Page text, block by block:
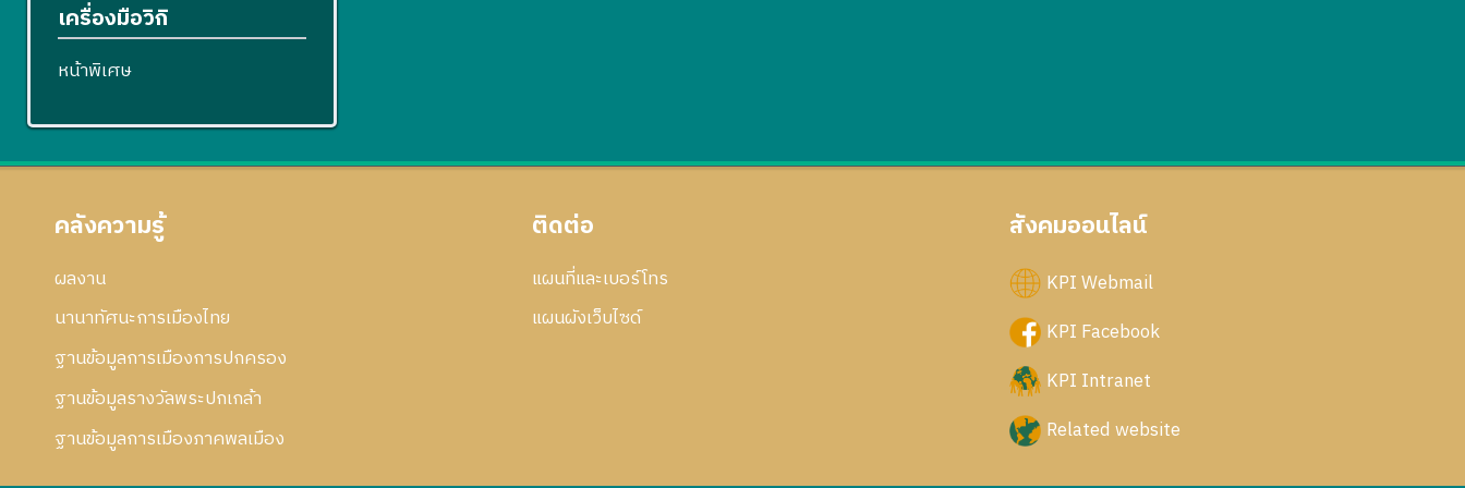
เครื่องมือวิกิ
หน้าพิเศษ
คลังความรู้
ผลงาน
นานาทัศนะการเมืองไทย
ฐานข้อมูลการเมืองการปกครอง
ฐานข้อมูลรางวัลพระปกเกล้า
ฐานข้อมูลการเมืองภาคพลเมือง
ติดต่อ
แผนที่และเบอร์โทร
แผนผังเว็บไซด์
สังคมออนไลน์
KPI Webmail
KPI Facebook
KPI Intranet
Related website